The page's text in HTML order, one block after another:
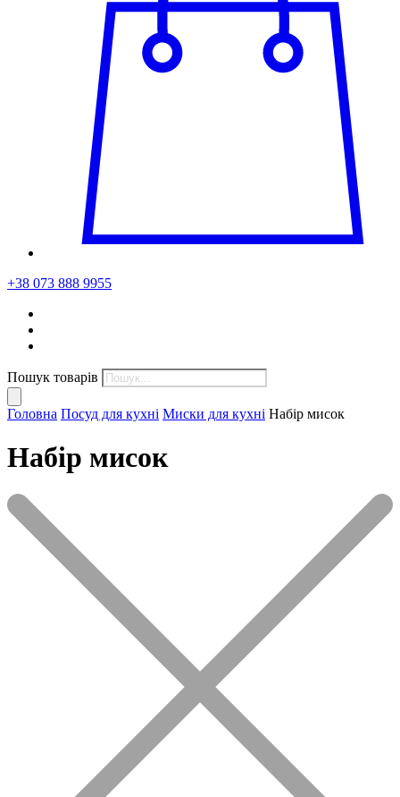
+38 073 888 9955
Пошук товарів
Головна Посуд для кухні Миски для кухні Набір мисок
Набір мисок